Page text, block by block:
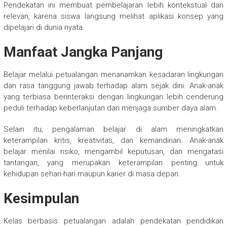
Pendekatan ini membuat pembelajaran lebih kontekstual dan
relevan, karena siswa langsung melihat aplikasi konsep yang
dipelajari di dunia nyata.
Manfaat Jangka Panjang
Belajar melalui petualangan menanamkan kesadaran lingkungan
dan rasa tanggung jawab terhadap alam sejak dini. Anak-anak
yang terbiasa berinteraksi dengan lingkungan lebih cenderung
peduli terhadap keberlanjutan dan menjaga sumber daya alam.
Selain itu, pengalaman belajar di alam meningkatkan
keterampilan kritis, kreativitas, dan kemandirian. Anak-anak
belajar menilai risiko, mengambil keputusan, dan mengatasi
tantangan, yang merupakan keterampilan penting untuk
kehidupan sehari-hari maupun karier di masa depan.
Kesimpulan
Kelas berbasis petualangan adalah pendekatan pendidikan